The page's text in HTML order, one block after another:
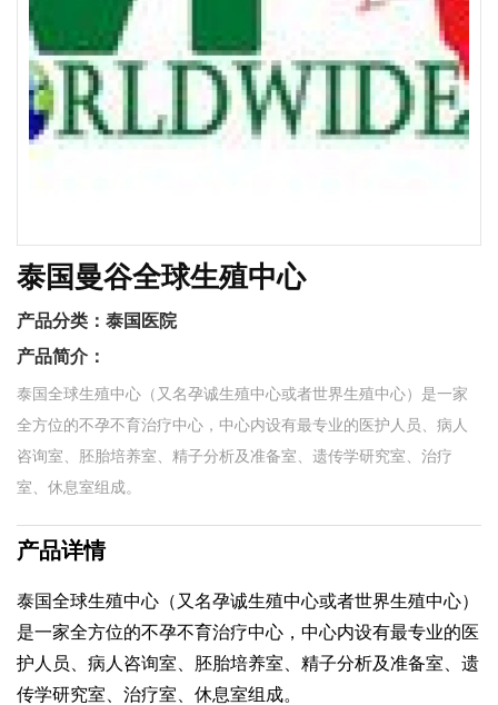
泰国曼谷全球生殖中心
产品分类： 泰国医院
产品简介：
泰国全球生殖中心（又名孕诚生殖中心或者世界生殖中心）是一家
全方位的不孕不育治疗中心，中心内设有最专业的医护人员、病人
咨询室、胚胎培养室、精子分析及准备室、遗传学研究室、治疗
室、休息室组成。
产品详情
泰国全球生殖中心（又名孕诚生殖中心或者世界生殖中心）
是一家全方位的不孕不育治疗中心，中心内设有最专业的医
护人员、病人咨询室、胚胎培养室、精子分析及准备室、遗
传学研究室、治疗室、休息室组成。